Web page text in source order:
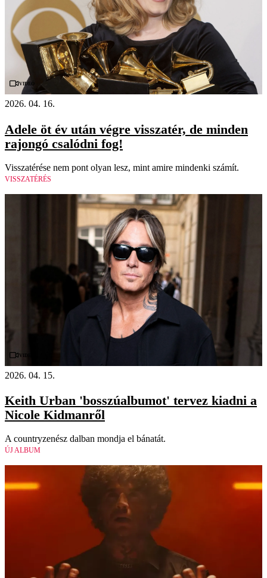
Videó
2026. 04. 16.
Adele öt év után végre visszatér, de minden
rajongó csalódni fog!
Visszatérése nem pont olyan lesz, mint amire mindenki számít.
VISSZATÉRÉS
Videó
2026. 04. 15.
Keith Urban 'bosszúalbumot' tervez kiadni a
Nicole Kidmanről
A countryzenész dalban mondja el bánatát.
ÚJ ALBUM